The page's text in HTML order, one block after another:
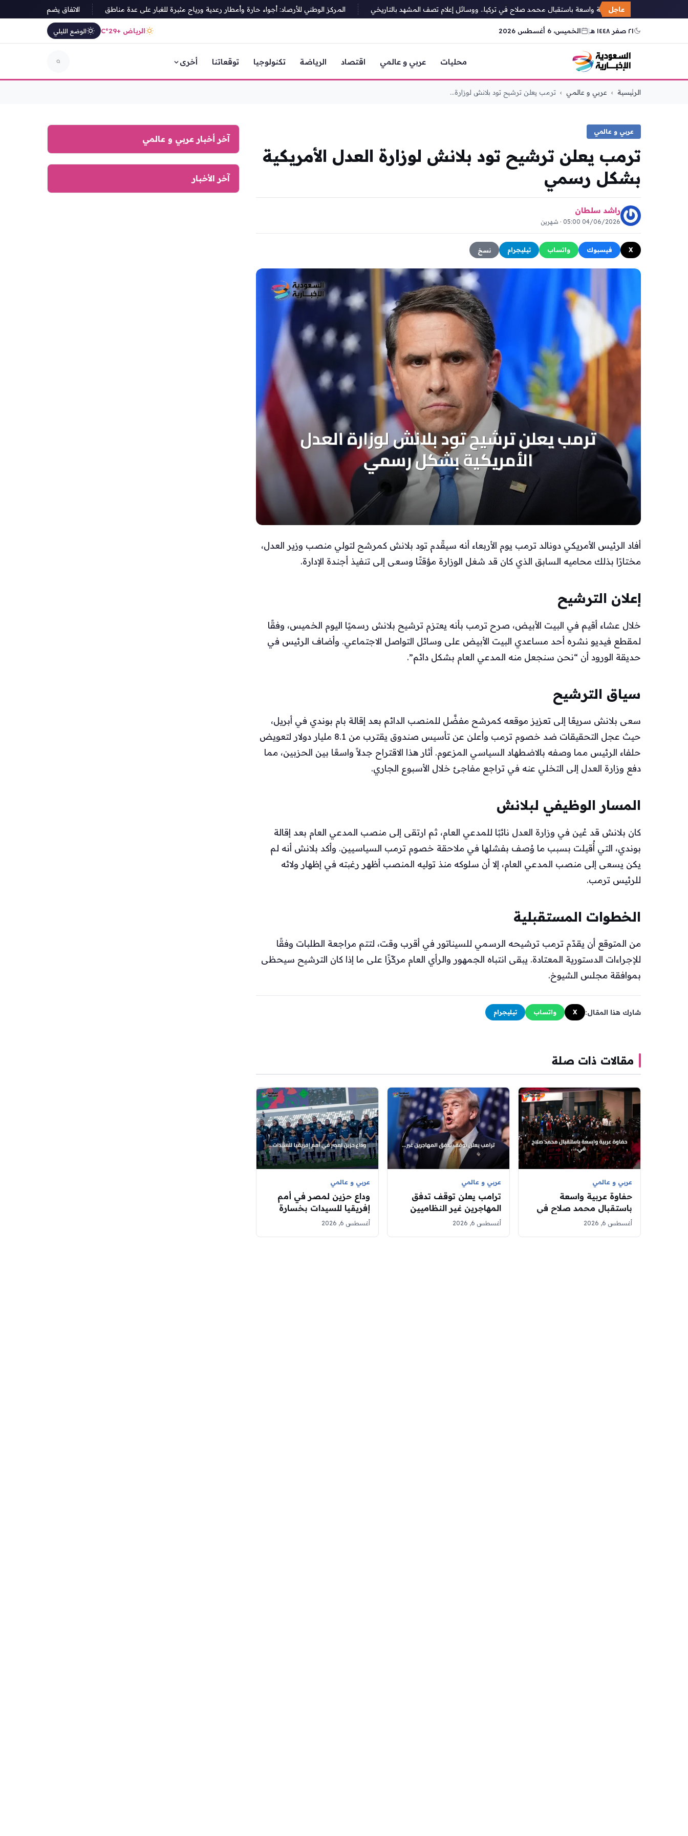
عاجل
حفاوة عربية واسعة باستقبال محمد صلاح في تركيا.. ووسائل إعلام تصف المشهد بالتاريخي المركز الوطني للأرصاد: أجواء حارة وأمطار رعدية ورياح مثيرة للغبار على عدة مناطق الاتفاق يضم الكوسوفي
٢١ صفر ١٤٤٨ هـ | الخميس، 6 أغسطس 2026 الرياض +29°C الوضع الليلي
محليات عربي و عالمي اقتصاد الرياضة تكنولوجيا توقعاتنا أخرى
الرئيسية › عربي و عالمي › ترمب يعلن ترشيح تود بلانش لوزارة...
عربي و عالمي
ترمب يعلن ترشيح تود بلانش لوزارة العدل الأمريكية
بشكل رسمي
راشد سلطان
04/06/2026 05:00 · شهرين
X فيسبوك واتساب تيليجرام نسخ
أفاد الرئيس الأمريكي دونالد ترمب يوم الأربعاء أنه سيقّدم تود بلانش كمرشح لتولي منصب وزير العدل،
مختارًا بذلك محاميه السابق الذي كان قد شغل الوزارة مؤقتًا وسعى إلى تنفيذ أجندة الإدارة.
إعلان الترشيح
خلال عشاء أقيم في البيت الأبيض، صرح ترمب بأنه يعتزم ترشيح بلانش رسميًا اليوم الخميس، وفقًا
لمقطع فيديو نشره أحد مساعدي البيت الأبيض على وسائل التواصل الاجتماعي. وأضاف الرئيس في
حديقة الورود أن “نحن سنجعل منه المدعي العام بشكل دائم”.
سياق الترشيح
سعى بلانش سريعًا إلى تعزيز موقعه كمرشح مفضَّل للمنصب الدائم بعد إقالة بام بوندي في أبريل،
حيث عجل التحقيقات ضد خصوم ترمب وأعلن عن تأسيس صندوق يقترب من 8.1 مليار دولار لتعويض
حلفاء الرئيس مما وصفه بالاضطهاد السياسي المزعوم. أثار هذا الاقتراح جدلاً واسعًا بين الحزبين، مما
دفع وزارة العدل إلى التخلي عنه في تراجع مفاجئ خلال الأسبوع الجاري.
المسار الوظيفي لبلانش
كان بلانش قد عُين في وزارة العدل نائبًا للمدعي العام، ثم ارتقى إلى منصب المدعي العام بعد إقالة
بوندي، التي أُقيلت بسبب ما وُصف بفشلها في ملاحقة خصوم ترمب السياسيين. وأكد بلانش أنه لم
يكن يسعى إلى منصب المدعي العام، إلا أن سلوكه منذ توليه المنصب أظهر رغبته في إظهار ولائه
للرئيس ترمب.
الخطوات المستقبلية
من المتوقع أن يقدّم ترمب ترشيحه الرسمي للسيناتور في أقرب وقت، لتتم مراجعة الطلبات وفقًا
للإجراءات الدستورية المعتادة. يبقى انتباه الجمهور والرأي العام مركّزًا على ما إذا كان الترشيح سيحظى
بموافقة مجلس الشيوخ.
شارك هذا المقال: X واتساب تيليجرام
مقالات ذات صلة
عربي و عالمي
حفاوة عربية واسعة
باستقبال محمد صلاح في
تركيا.. ووسائل إعلام تصف
أغسطس 6, 2026
عربي و عالمي
ترامب يعلن توقف تدفق
المهاجرين غير النظاميين
أغسطس 6, 2026
عربي و عالمي
وداع حزين لمصر في أمم
إفريقيا للسيدات بخسارة
ثالثة على التوالي
أغسطس 6, 2026
آخر أخبار عربي و عالمي
آخر الأخبار